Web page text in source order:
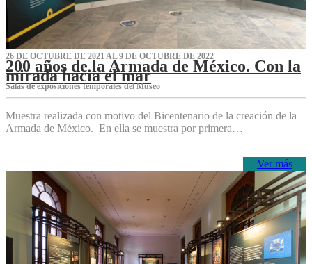
26 DE OCTUBRE DE 2021 AL 9 DE OCTUBRE DE 2022
200 años de la Armada de México. Con la
mirada hacia el mar
Salas de exposiciones temporales del Museo‌
Muestra realizada con motivo del Bicentenario de la creación de la
Armada de México. En ella se muestra por primera…
Ver más